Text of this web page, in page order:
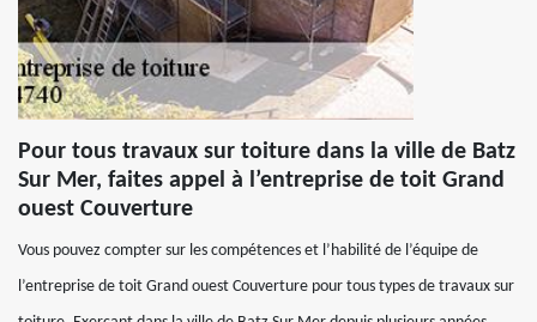
Pour tous travaux sur toiture dans la ville de Batz
Sur Mer, faites appel à l’entreprise de toit Grand
ouest Couverture
Vous pouvez compter sur les compétences et l’habilité de l’équipe de
l’entreprise de toit Grand ouest Couverture pour tous types de travaux sur